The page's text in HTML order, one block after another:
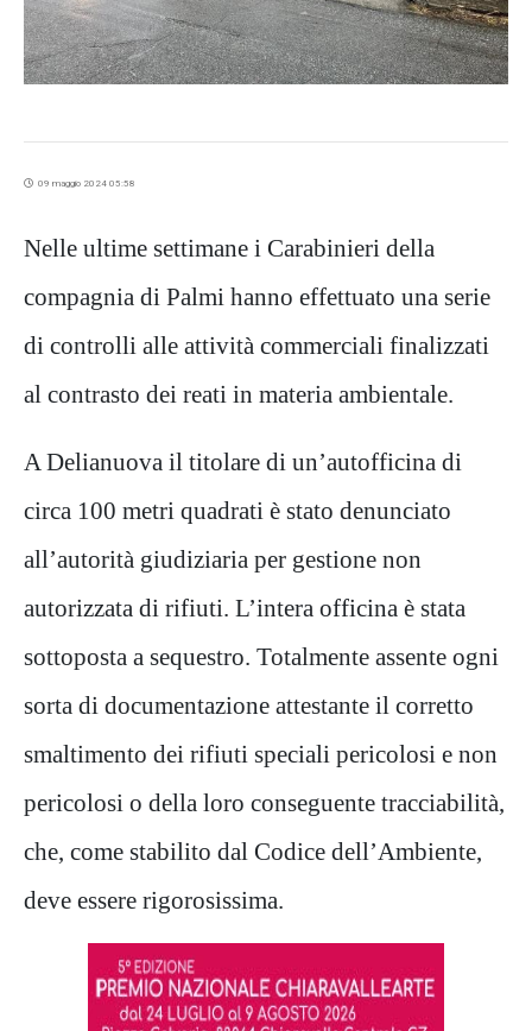
09 maggio 2024 05:58
Nelle ultime settimane i Carabinieri della
compagnia di Palmi hanno effettuato una serie
di controlli alle attività commerciali finalizzati
al contrasto dei reati in materia ambientale.
A Delianuova il titolare di un’autofficina di
circa 100 metri quadrati è stato denunciato
all’autorità giudiziaria per gestione non
autorizzata di rifiuti. L’intera officina è stata
sottoposta a sequestro. Totalmente assente ogni
sorta di documentazione attestante il corretto
smaltimento dei rifiuti speciali pericolosi e non
pericolosi o della loro conseguente tracciabilità,
che, come stabilito dal Codice dell’Ambiente
deve essere rigorosissima.